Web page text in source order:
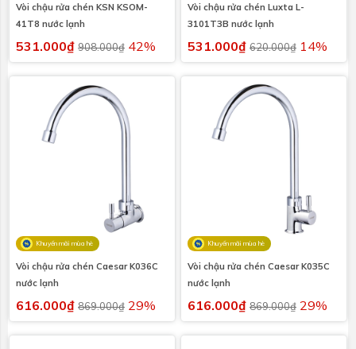
Vòi chậu rửa chén KSN KSOM-
41T8 nước lạnh
531.000₫ 908.000₫ 42%
Vòi chậu rửa chén Luxta L-
3101T3B nước lạnh
531.000₫ 620.000₫ 14%
Khuyến mãi mùa hè
Vòi chậu rửa chén Caesar K036C
nước lạnh
616.000₫ 869.000₫ 29%
Khuyến mãi mùa hè
Vòi chậu rửa chén Caesar K035C
nước lạnh
616.000₫ 869.000₫ 29%